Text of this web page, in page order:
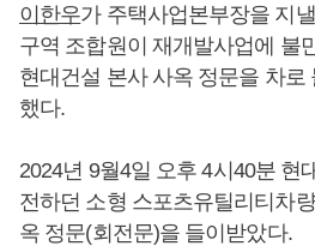
이한우가 주택사업본부장을 지
구역 조합원이 재개발사업에 불
현대건설 본사 사옥 정문을 차로
했다.
2024년 9월4일 오후 4시40분 현
전하던 소형 스포츠유틸리티차
옥 정문(회전문)을 들이받았다.